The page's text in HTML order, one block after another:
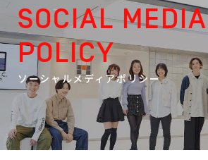
SOCIAL MEDIA
POLICY
ソーシャルメディアポリシー